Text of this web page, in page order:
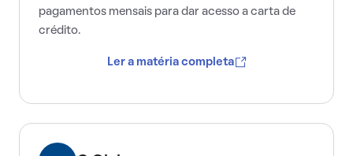
pagamentos mensais para dar acesso a carta de
crédito.
Ler a matéria completa